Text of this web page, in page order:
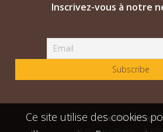
Inscrivez-vous à notre
Festiconcept
Ce site utilise des cookies